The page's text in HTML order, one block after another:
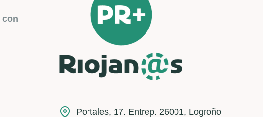
con
Portales, 17. Entrep. 26001, Logroño